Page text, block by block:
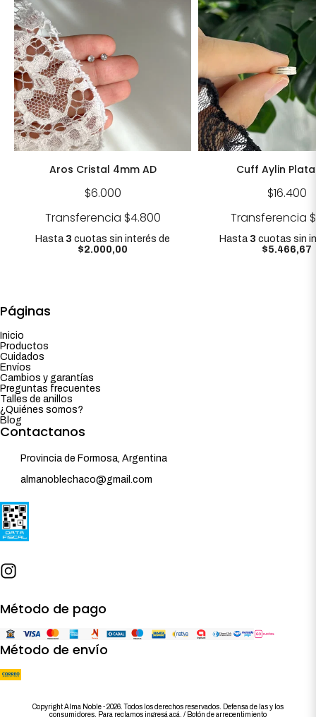
Aros Cristal 4mm AD
$6.000
Transferencia $4.800
Hasta 3 cuotas sin interésde
$2.000,00
Cuff Aylin
$16.400
Transferencia
Hasta 3 cuotas sin
$5.466,67
Páginas
Inicio
Productos
Cuidados
Envíos
Cambios y garantías
Preguntas frecuentes
Talles de anillos
¿Quiénes somos?
Blog
Contactanos
Provincia de Formosa, Argentina
almanoblechaco@gmail.com
Método de pago
Método de envío
Copyright Alma Noble - 2026. Todos los derechos reservados. Defensa de las y los
consumidores. Para reclamos ingresá acá. / Botón de arrepentimiento